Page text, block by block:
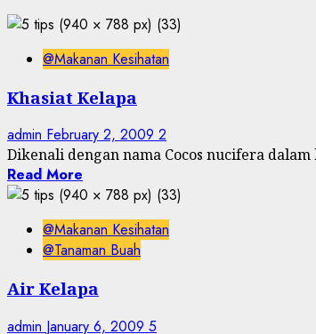
@Makanan Kesihatan
Khasiat Kelapa
admin February 2, 2009 2
Dikenali dengan nama Cocos nucifera
Read More
@Makanan Kesihatan
@Tanaman Buah
Air Kelapa
admin January 6, 2009 5